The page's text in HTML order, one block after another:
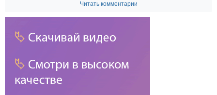
Читать комментарии